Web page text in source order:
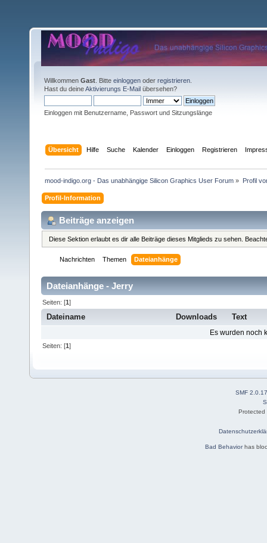
Willkommen Gast . Bitte einloggen oder registrieren
Hast du deineAktivierungs E-Mail übersehen?
Einloggen mit Benutzername, Passwort und Sitzungslänge
Übersicht Hilfe Suche Kalender Einloggen Registrieren
mood-indigo.org - Das unabhängige Silicon Graphics User Forum » Profil
Profil-Information
Beiträge anzeigen
Diese Sektion erlaubt es dir alle Beiträge dieses Mitglieds zu sehen.
Nachrichten Themen Dateianhänge
Dateianhänge - Jerry
Seiten: [1]
Dateiname Downloads Text
Es wurden noch
Seiten: [1]
SMF 2.0.17
Bad Behaviorhas